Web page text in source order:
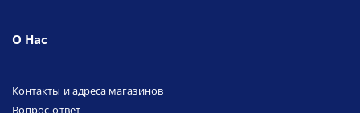
О Нас
Контакты и адреса магазинов
Вопрос-ответ